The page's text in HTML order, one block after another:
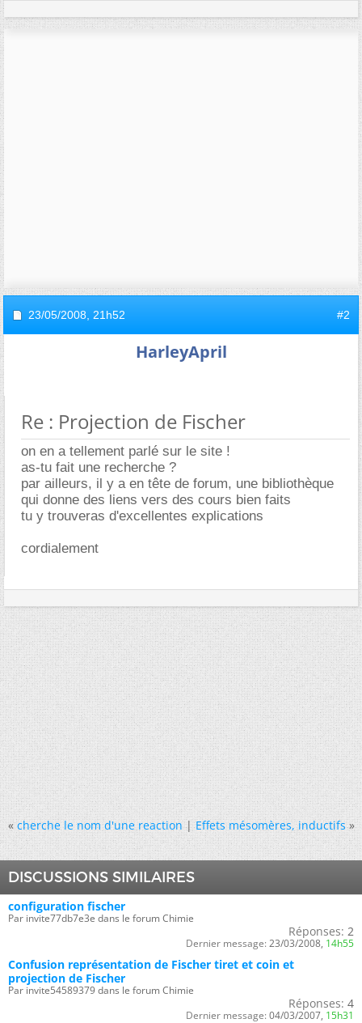
23/05/2008, 21h52 #2
HarleyApril
Re : Projection de Fischer
on en a tellement parlé sur le site !
as-tu fait une recherche ?
par ailleurs, il y a en tête de forum, une bibliothèque
qui donne des liens vers des cours bien faits
tu y trouveras d'excellentes explications
cordialement
« cherche le nom d'une reaction|Effets mésomères, inductifs »
DISCUSSIONS SIMILAIRES
configuration fischer
Par invite77db7e3e dans le forum Chimie
Réponses: 2
Dernier message: 23/03/2008, 14h55
Confusion représentation de Fischer tiret et coin et
projection de Fischer
Par invite54589379 dans le forum Chimie
Réponses: 4
Dernier message: 04/03/2007, 15h31